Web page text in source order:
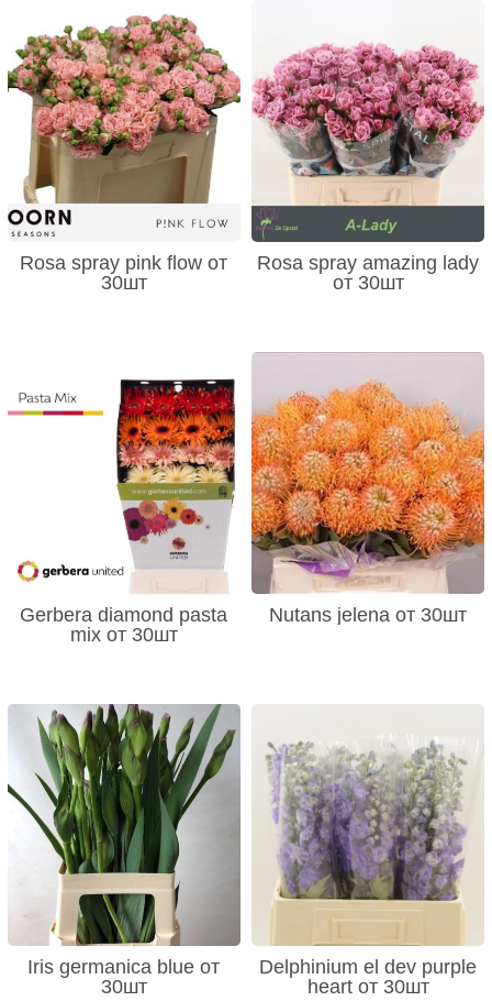
Rosa spray pink flow от
30шт
Rosa spray amazing lady
от 30шт
Gerbera diamond pasta
mix от 30шт
Nutans jelena от 30шт
Iris germanica blue от
30шт
Delphinium el dev purple
heart от 30шт